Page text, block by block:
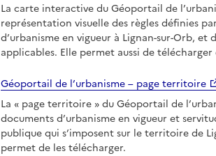
La carte interactive du Géoportail de
représentation visuelle des règles définies
d’urbanisme en vigueur à Lignan-sur-Orb, et
applicables. Elle permet aussi de télécharger
Géoportail de l’urbanisme – page territoire
La
page territoire
du Géoportail de
documents d’urbanisme en vigueur et
publique qui s’imposent sur le territoire de
permet de les télécharger.